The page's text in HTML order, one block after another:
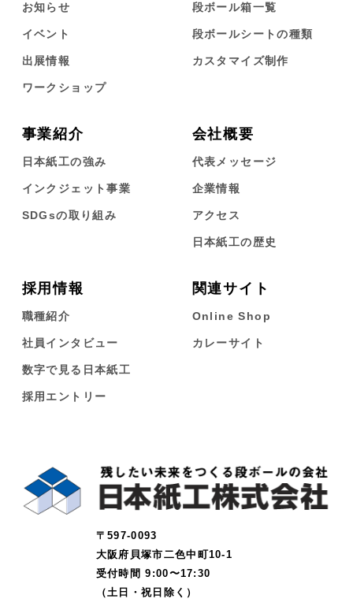
お知らせ
イベント
出展情報
ワークショップ
段ボール箱一覧
段ボールシートの種類
カスタマイズ制作
事業紹介
日本紙工の強み
インクジェット事業
SDGsの取り組み
会社概要
代表メッセージ
企業情報
アクセス
日本紙工の歴史
採用情報
職種紹介
社員インタビュー
数字で見る日本紙工
採用エントリー
関連サイト
Online Shop
カレーサイト
〒597-0093
大阪府貝塚市二色中町10-1
受付時間 9:00〜17:30
（土日・祝日除く）